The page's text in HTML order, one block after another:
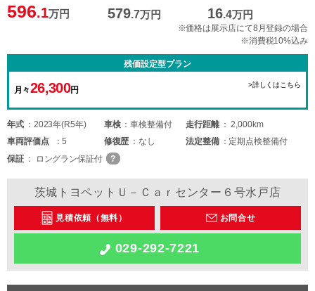
596.1万円 579.7万円 16.4万円
※価格は展示店にて8月登録の場合
※消費税10%込み
残価設定型プラン
月々26,300円
>詳しくはこちら
年式 2023年(R5年) 車検 車検整備付 走行距離
2,000km
車両評価点 5 修復歴 なし 法定整備
定期点検整備付
保証
ロングラン保証付
茨城トヨペットＵ－Ｃａｒセンター６号水戸店
見積依頼（無料） お問合せ
029-292-7221